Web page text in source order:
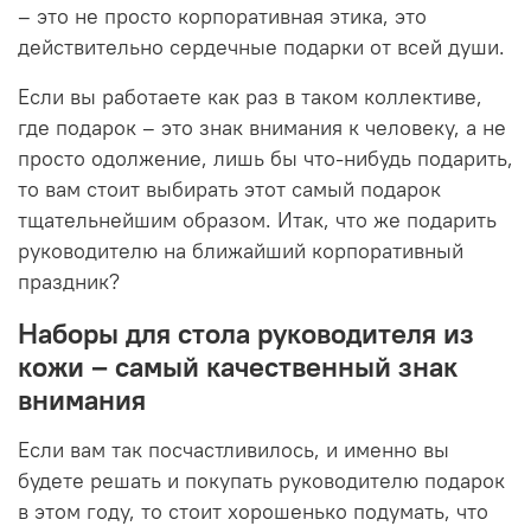
– это не просто корпоративная этика, это
действительно сердечные подарки от всей души.
Если вы работаете как раз в таком коллективе,
где подарок – это знак внимания к человеку, а не
просто одолжение, лишь бы что-нибудь подарить,
то вам стоит выбирать этот самый подарок
тщательнейшим образом. Итак, что же подарить
руководителю на ближайший корпоративный
праздник?
Наборы для стола руководителя из
кожи – самый качественный знак
внимания
Если вам так посчастливилось, и именно вы
будете решать и покупать руководителю подарок
в этом году, то стоит хорошенько подумать, что